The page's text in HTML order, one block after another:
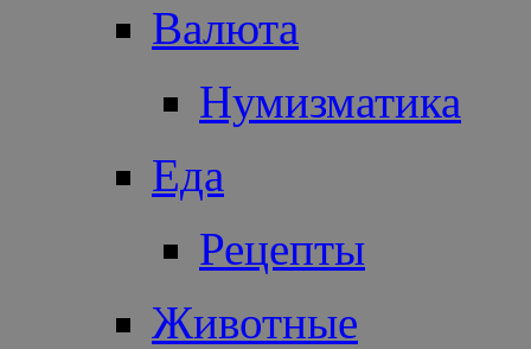
Валюта
Нумизматика
Еда
Рецепты
Животные